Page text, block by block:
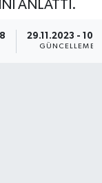
ANLATTI.
29.11.2023 -
GÜNCELLEME